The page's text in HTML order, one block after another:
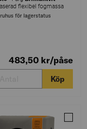
flexibel fogmassa
för lagerstatus
483,50 kr/påse
Köp
AQUA PU 310ML (20)Jämför